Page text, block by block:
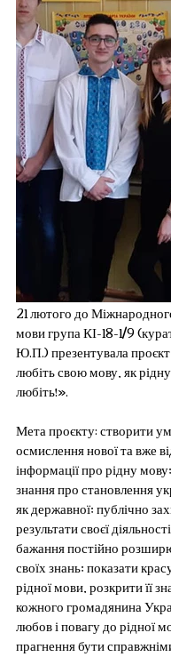
21 лютого до
мови група КІ-18-1/9
Ю.П.) презентувала
любіть свою мову, як
любіть!».
Мета проєкту: створити
осмислення нової та вже
інформації про рідну
знання про становлення
як державної; публічно
результати своєї
бажання постійно
своїх знань; показати
рідної мови, розкрити її
кожного громадянина
любов і повагу до рідної
прагнення бути